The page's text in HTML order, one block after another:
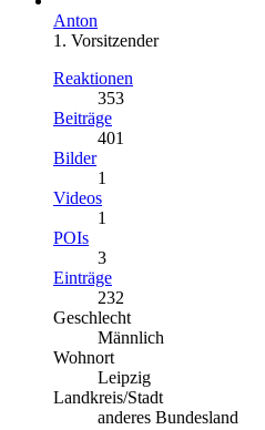
Anton
1. Vorsitzender
Reaktionen
353
Beiträge
401
Bilder
1
Videos
1
POIs
3
Einträge
232
Geschlecht
Männlich
Wohnort
Leipzig
Landkreis/Stadt
anderes Bundesland